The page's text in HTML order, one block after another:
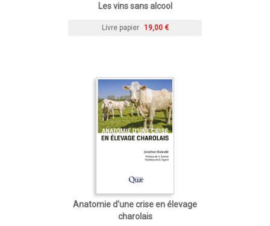
Les vins sans alcool
Livre papier 19,00 €
Anatomie d'une crise en élevage
charolais